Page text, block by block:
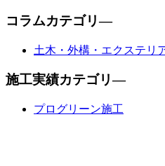
コラムカテゴリ―
土木・外構・エクステリ
施工実績カテゴリ―
プログリーン施工